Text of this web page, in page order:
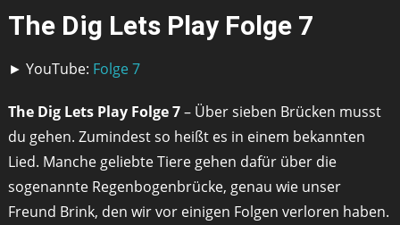
The Dig Lets Play Folge 7
► YouTube: Folge 7
The Dig Lets Play Folge 7– Über sieben Brücken musst
du gehen. Zumindest so heißt es in einem bekannten
Lied. Manche geliebte Tiere gehen dafür über die
sogenannte Regenbogenbrücke, genau wie unser
Freund Brink, den wir vor einigen Folgen verloren haben.